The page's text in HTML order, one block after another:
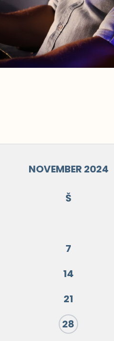
NOVEMBER 2024
Š
7
14
21
28